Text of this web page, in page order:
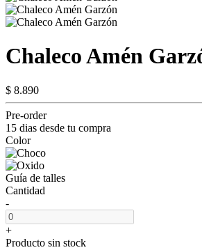
Chaleco Amén
$ 8.890
Pre-order
15 dias desde tu compra
Color
Guía de talles
Cantidad
-
+
Producto sin stock